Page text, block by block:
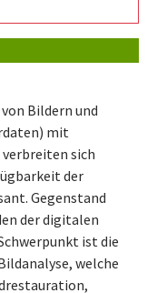
Bildern und
mit
sich
der
Gegenstand
der digitalen
ist die
welche